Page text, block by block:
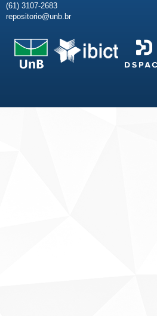
(61) 3107-2683
repositorio@unb.br